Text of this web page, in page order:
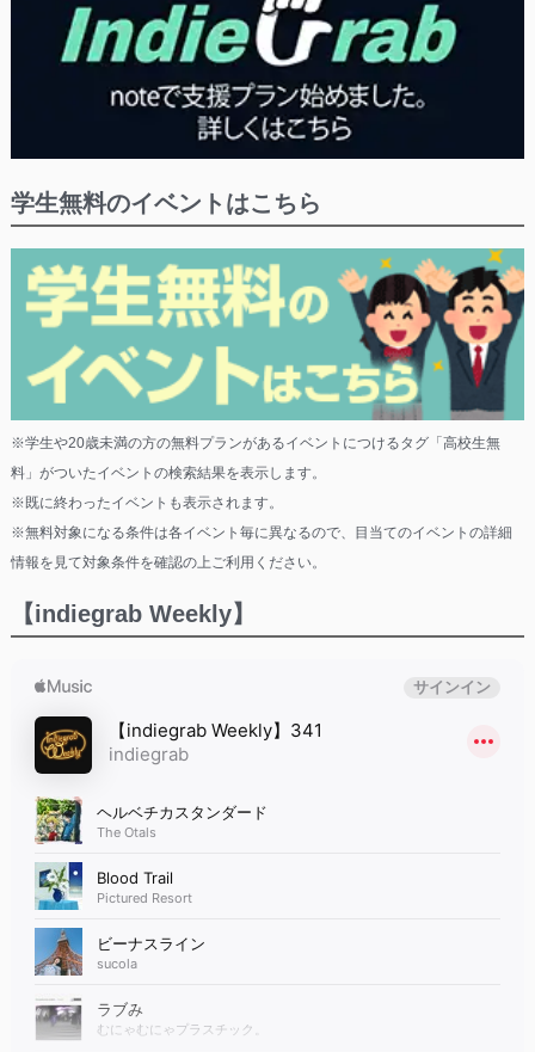
学生無料のイベントはこちら
※学生や20歳未満の方の無料プランがあるイベントにつけるタグ「高校生無
料」がついたイベントの検索結果を表示します。
※既に終わったイベントも表示されます。
※無料対象になる条件は各イベント毎に異なるので、目当てのイベントの詳細
情報を見て対象条件を確認の上ご利用ください。
【indiegrab Weekly】